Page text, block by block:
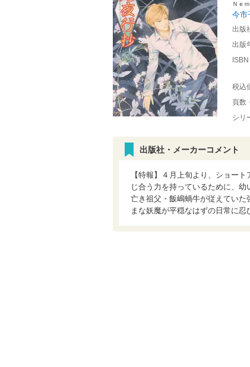
Ｎｅ
今市
出版
出版
税込
頁数
シリ
出版社・メーカーコメント
【特報】４月上旬より、ショー
じ合う力を持っているために、
亡き祖父・飯嶋蝸牛が従えてい
まな妖魔が平穏なはずの日常に